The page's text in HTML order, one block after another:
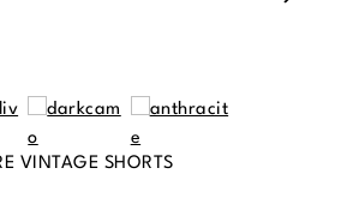
VINTAGE SHORTS